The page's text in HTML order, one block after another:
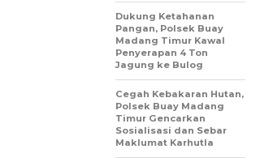
Dukung Ketahanan
Pangan, Polsek Buay
Madang Timur Kawal
Penyerapan 4 Ton
Jagung ke Bulog
Cegah Kebakaran Hutan,
Polsek Buay Madang
Timur Gencarkan
Sosialisasi dan Sebar
Maklumat Karhutla